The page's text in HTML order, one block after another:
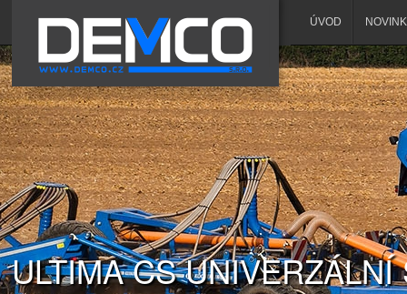
ÚVOD
ULTIMA CS UNIVERZÁLNÍ